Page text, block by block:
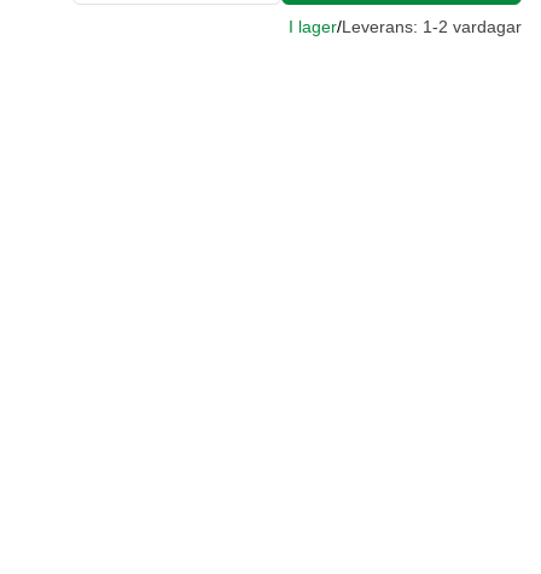
I lager/Leverans: 1-2 vardagar